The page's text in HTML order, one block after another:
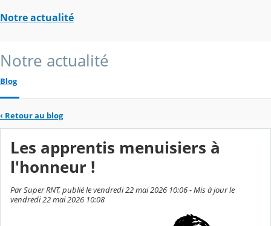
Notre actualité
Notre actualité
Blog
‹ Retour au blog
Les apprentis menuisiers à
l'honneur !
Par Super RNT, publié le vendredi 22 mai 2026 10:06 - Mis à jour le
vendredi 22 mai 2026 10:08